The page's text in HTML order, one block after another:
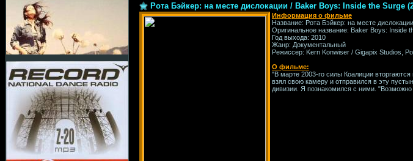
Рота Бэйкер: на месте дислокации / Baker Boys: Inside the Surge
Информация о фильме
Название: Рота Бэйкер: на месте дислокации
Оригинальное название: Baker Boys: Inside
Год выхода: 2010
Жанр: Документальный
Режиссер: Kern Konwiser / Gigapix Studios,
О фильме:
"В марте 2003-го cилы Коалиции
взял свою камеру и отправился в эту
дивизии. Я познакомился с ними.